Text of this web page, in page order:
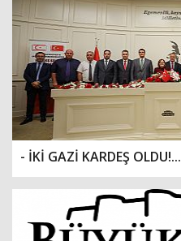
- İKİ GAZİ KARDEŞ OLDU!...